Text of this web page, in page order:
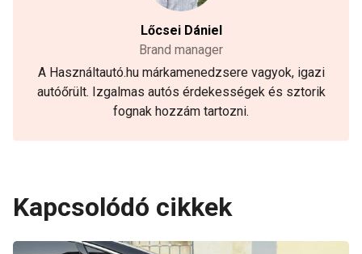
Lőcsei Dániel
Brand manager
A Használtautó.hu márkamenedzsere vagyok, igazi
autóőrült. Izgalmas autós érdekességek és sztorik
fognak hozzám tartozni.
Kapcsolódó cikkek